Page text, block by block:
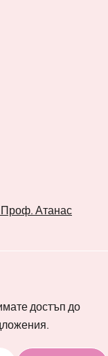
Проф. Атанас
достъп до